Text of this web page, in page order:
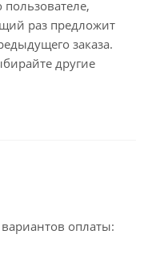
раз предложит
заказа.
другие
оплаты: